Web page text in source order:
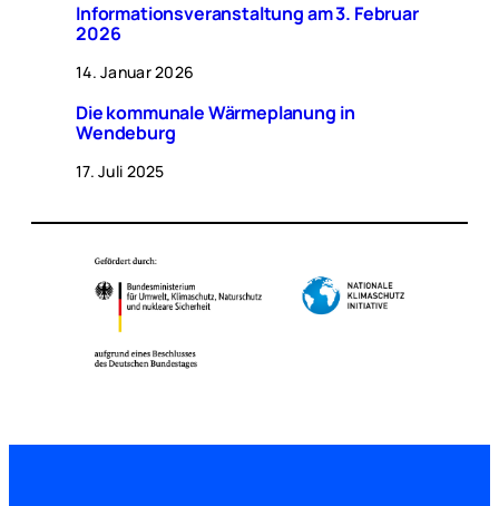
Informationsveranstaltung am 3. Februar
2026
14. Januar 2026
Die kommunale Wärmeplanung in
Wendeburg
17. Juli 2025